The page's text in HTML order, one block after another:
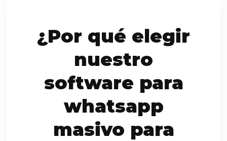
¿Por qué elegir
nuestro
software para
whatsapp
masivo para